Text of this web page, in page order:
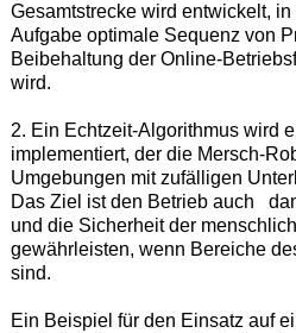
Gesamtstrecke wird entwickelt,
Aufgabe optimale Sequenz von
Beibehaltung der Online-
wird.
2. Ein Echtzeit-Algorithmus wird
implementiert, der die Mersch-
Umgebungen mit zufälligen
Das Ziel ist den Betrieb auch
und die Sicherheit der
gewährleisten, wenn Bereiche
sind.
Ein Beispiel für den Einsatz auf